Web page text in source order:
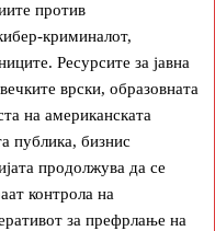
против
криминалот,
Ресурсите за јавна
врски, образовната
на американската
публика, бизнис
продолжува да се
контрола на
за префрлање на